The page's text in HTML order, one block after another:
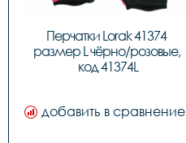
Перчатки Lorak 41374
размер L чёрно/розовые,
код 41374L
добавить в сравнение